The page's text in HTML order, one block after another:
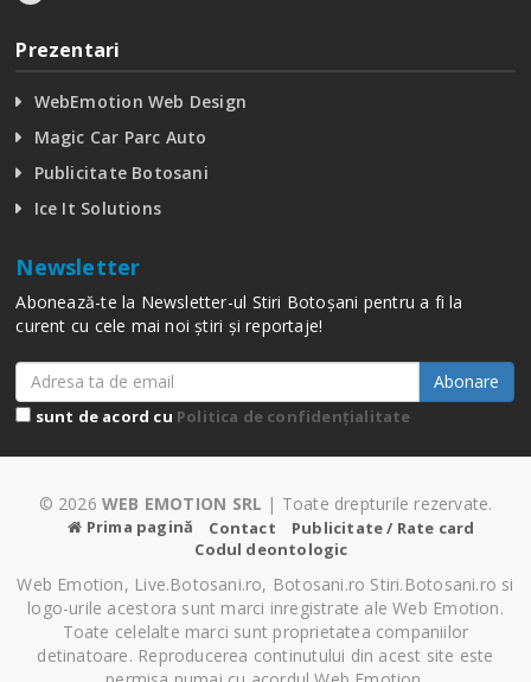
Prezentari
WebEmotion Web Design
Magic Car Parc Auto
Publicitate Botosani
Ice It Solutions
Newsletter
Abonează-te la Newsletter-ul Stiri Botoșani pentru a fi la
curent cu cele mai noi știri și reportaje!
Abonare
sunt de acord cu Politica de confidențialitate
© 2026 WEB EMOTION SRL | Toate drepturile rezervate.
Prima pagină Contact
Publicitate / Rate card
Codul deontologic
Web Emotion, Live.Botosani.ro, Botosani.ro Stiri.Botosani.ro si
logo-urile acestora sunt marci inregistrate ale Web Emotion.
Toate celelalte marci sunt proprietatea companiilor
detinatoare. Reproducerea continutului din acest site este